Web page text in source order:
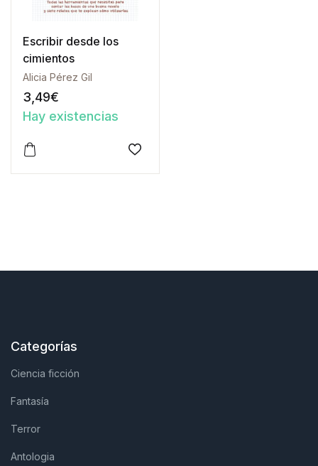
Escribir desde los
cimientos
Alicia Pérez Gil
3,49€
Hay existencias
Este producto tiene múltiples variantes. Las opciones
Añadir a la lista de deseos
Categorías
Ciencia ficción
Fantasía
Terror
Antologia